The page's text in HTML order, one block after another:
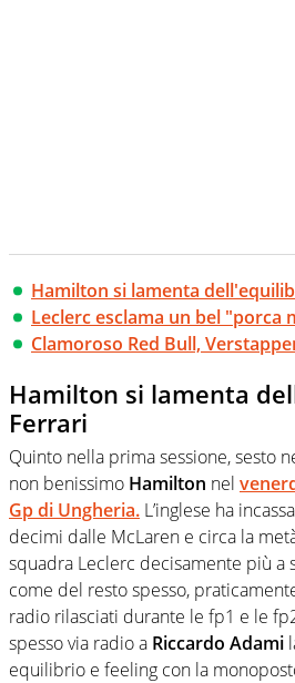
Hamilton si lamenta
Leclerc esclama un bel "porca
Clamoroso Red Bull,
Hamilton si lamenta
Ferrari
Quinto nella prima sessione, sesto
non benissimo Hamilton nel
Gp di Ungheria. L’inglese ha
decimi dalle McLaren e circa la
squadra Leclerc decisamente più a
come del resto spesso,
radio rilasciati durante le fp1 e le
spesso via radio a Riccardo Adami
equilibrio e feeling con la